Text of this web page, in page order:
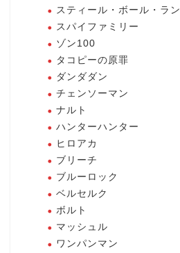
スティール・ボール・ラン
スパイファミリー
ゾン100
タコピーの原罪
ダンダダン
チェンソーマン
ナルト
ハンターハンター
ヒロアカ
ブリーチ
ブルーロック
ベルセルク
ボルト
マッシュル
ワンパンマン